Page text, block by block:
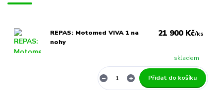
REPAS: Motomed VIVA 1 na
nohy
21 900 Kč/ks
skladem
Přidat do košíku